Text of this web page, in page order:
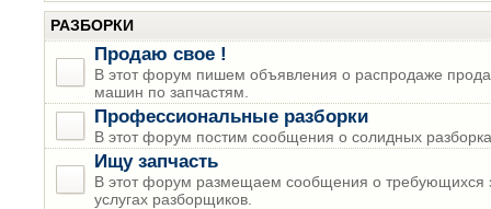
РАЗБОРКИ
Продаю свое !
В этот форум пишем объявления о распродаже
машин по запчастям.
Профессиональные разборки
В этот форум постим сообщения о солидных
Ищу запчасть
В этот форум размещаем сообщения о требующихся
услугах разборщиков.